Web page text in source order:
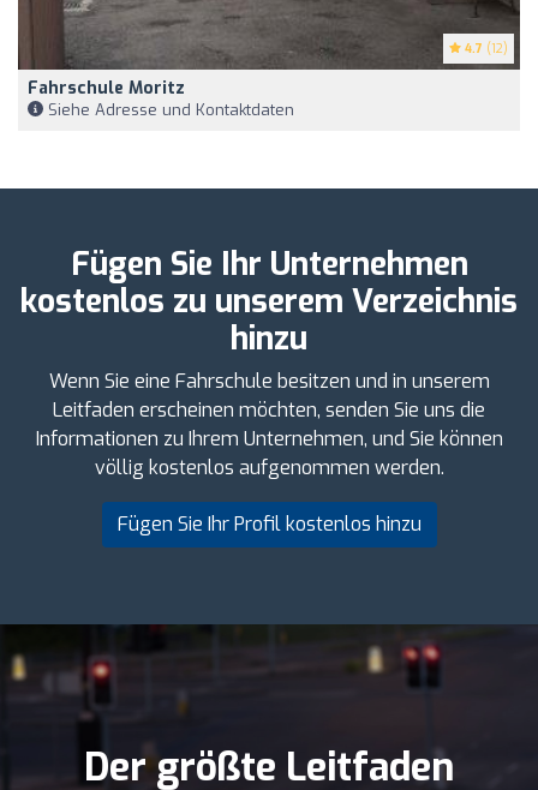
4.7 (12)
Fahrschule Moritz
Siehe Adresse und Kontaktdaten
Fügen Sie Ihr Unternehmen
kostenlos zu unserem Verzeichnis
hinzu
Wenn Sie eine Fahrschule besitzen und in unserem
Leitfaden erscheinen möchten, senden Sie uns die
Informationen zu Ihrem Unternehmen, und Sie können
völlig kostenlos aufgenommen werden.
Fügen Sie Ihr Profil kostenlos hinzu
Der größte Leitfaden